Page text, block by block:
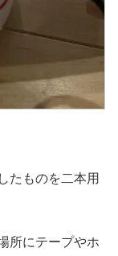
たものを二本用
所にテープやホ